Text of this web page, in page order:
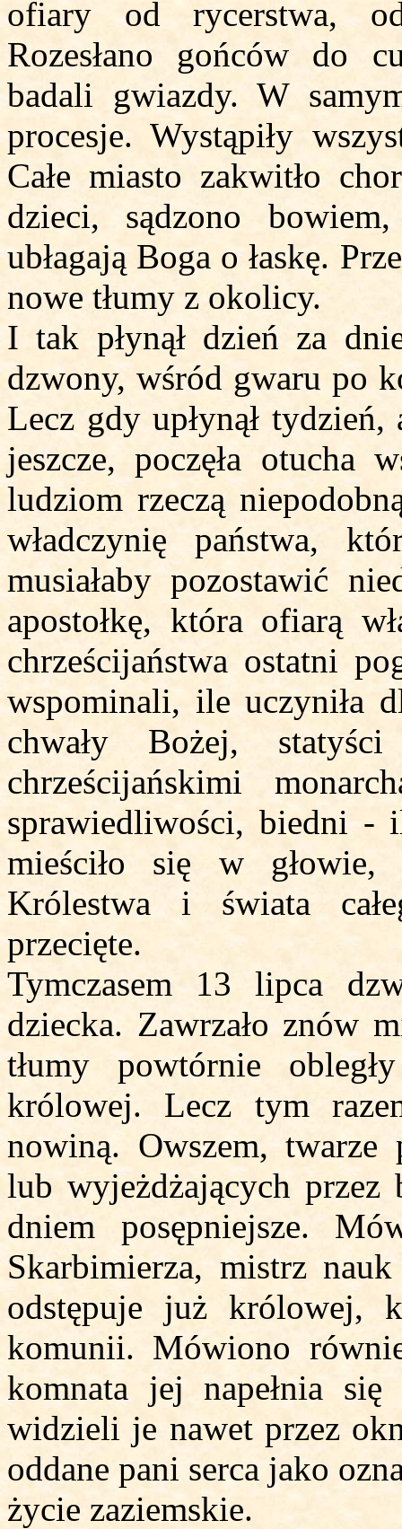
ofiary od rycerstwa,
Rozesłano gońców do
badali gwiazdy. W
procesje. Wystąpiły
Całe miasto zakwitło
dzieci, sądzono
ubłagają Boga o łaskę.
nowe tłumy z okolicy.
I tak płynął dzień za
dzwony, wśród gwaru po
Lecz gdy upłynął
jeszcze, poczęła otucha
ludziom rzeczą
władczynię państwa,
musiałaby pozostawić
apostołkę, która ofiarą
chrześcijaństwa ostatni
wspominali, ile uczyniła
chwały Bożej,
chrześcijańskimi
sprawiedliwości, biedni -
mieściło się w
Królestwa i świata
przecięte.
Tymczasem 13 lipca
dziecka. Zawrzało znów
tłumy powtórnie
królowej. Lecz tym
nowiną. Owszem, twarze
lub wyjeżdżających przez
dniem posępniejsze.
Skarbimierza, mistrz
odstępuje już królowej,
komunii. Mówiono
komnata jej napełnia się
widzieli je nawet przez
oddane pani serca jako
życie zaziemskie.